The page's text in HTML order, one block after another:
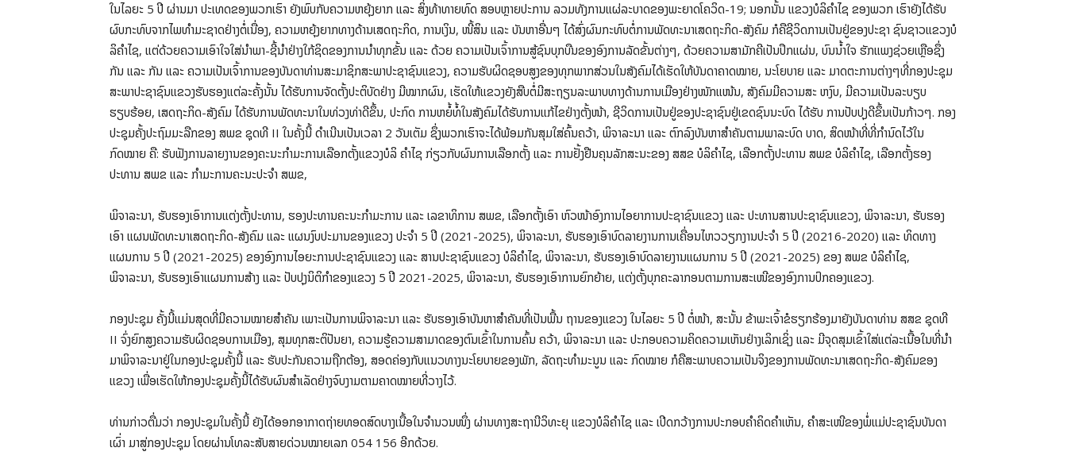
ໃນໄລຍະ 5 ປີ ຜ່ານມາ ປະເທດຂອງພວກເຮົາ ຍັງພົບກັບຄວາມຫຍຸ້ງຍາກ ແລະ ສິ່ງທ້າທາຍທົດ ສອບຫຼາຍປະການ ລວມທັງການແຜ່ລະບາດຂອງພະຍາດໂຄວິດ-19; ນອກນັ້ນ ແຂວງບໍລິຄໍາໄຊ ຂອງພວກ ເຮົາຍັງໄດ້ຮັບ
ຜົບກະທົບຈາກໄພທໍາມະຊາດຢ່າງຕໍ່ເນື່ອງ, ຄວາມຫຍຸ້ງຍາກທາງດ້ານເສດຖະກິດ, ການເງິນ, ໜີ້ສິນ ແລະ ບັນຫາອື່ນໆ ໄດ້ສົ່ງຜົນກະທົບຕໍ່ການພັດທະນາເສດຖະກິດ-ສັງຄົມ ກໍຄືຊີວິດການເປັນຢູ່ຂອງປະຊາ ຊົນຊາວແຂວງບໍ
ລິຄໍາໄຊ, ແຕ່ດ້ວຍຄວາມເອົາໃຈໃສ່ນໍາພາ-ຊີ້ນໍາຢ່າງໃກ້ຊິດຂອງການນໍາທຸກຂັ້ນ ແລະ ດ້ວຍ ຄວາມເປັນເຈົ້າການສູ້ຊົນບຸກບືນຂອງອົງການລັດຂັ້ນຕ່າງໆ, ດ້ວຍຄວາມສາມັກຄີເປັນປຶກແຜ່ນ, ບົນນໍ້າໃຈ ຮັກແພງຊ່ວຍເຫຼືອຊຶ່ງ
ກັນ ແລະ ກັນ ແລະ ຄວາມເປັນເຈົ້າການຂອງບັນດາທ່ານສະມາຊິກສະພາປະຊາຊົນແຂວງ, ຄວາມຮັບຜິດຊອບສູງຂອງທຸກພາກສ່ວນໃນສັງຄົມໄດ້ເຮັດໃຫ້ບັນດາຄາດໝາຍ, ນະໂຍບາຍ ແລະ ມາດຕະການຕ່າງໆທີ່ກອງປະຊຸມ
ສະພາປະຊາຊົນແຂວງຮັບຮອງແຕ່ລະຄັ້ງນັ້ນ ໄດ້ຮັບການຈັດຕັ້ງປະຕິບັດຢ່າງ ມີໝາກຜົນ, ເຮັດໃຫ້ແຂວງຍັງສືບຕໍ່ມີສະຖຽນລະພາບທາງດ້ານການເມືອງຢ່າງໜັກແໜ້ນ, ສັງຄົມມີຄວາມສະ ຫງົບ, ມີຄວາມເປັນລະບຽບ
ຮຽບຮ້ອຍ, ເສດຖະກິດ-ສັງຄົມ ໄດ້ຮັບການພັດທະນາໃນທ່ວງທ່າດີຂຶ້ນ, ປະກົດ ການຫຍໍ້ທໍ້ໃນສັງຄົມໄດ້ຮັບການແກ້ໄຂຢ່າງຕັ້ງໜ້າ, ຊີວິດການເປັນຢູ່ຂອງປະຊາຊົນຢູ່ເຂດຊົນນະບົດ ໄດ້ຮັບ ການປັບປຸງດີຂຶ້ນເປັນກ້າວໆ. ກອງ
ປະຊຸມຄັ້ງປະຖົມມະລືກຂອງ ສພຂ ຊຸດທີ II ໃນຄັ້ງນີ້ ດຳເນີນເປັນເວລາ 2 ວັນເຕັມ ຊຶ່ງພວກເຮົາຈະໄດ້ພ້ອມກັນສຸມໃສ່ຄົ້ນຄວ້າ, ພິຈາລະນາ ແລະ ຕົກລົງບັນຫາສໍາຄັນຕາມພາລະບົດ ບາດ, ສິດໜ້າທີ່ທີ່ກໍານົດໄວ້ໃນ
ກົດໝາຍ ຄື: ຮັບຟັງການລາຍງານຂອງຄະນະກຳມະການເລືອກຕັ້ງແຂວງບໍລິ ຄຳໄຊ ກ່ຽວກັບຜົນການເລືອກຕັ້ງ ແລະ ການຢັ້ງຢືນຄຸນລັກສະນະຂອງ ສສຂ ບໍລິຄຳໄຊ, ເລືອກຕັ້ງປະທານ ສພຂ ບໍລິຄຳໄຊ, ເລືອກຕັ້ງຮອງ
ປະທານ ສພຂ ແລະ ກຳມະການຄະນະປະຈໍາ ສພຂ,
ພິຈາລະນາ, ຮັບຮອງເອົາການແຕ່ງຕັ້ງປະທານ, ຮອງປະທານຄະນະກໍາມະການ ແລະ ເລຂາທິການ ສພຂ, ເລືອກຕັ້ງເອົາ ຫົວໜ້າອົງການໄອຍາການປະຊາຊົນແຂວງ ແລະ ປະທານສານປະຊາຊົນແຂວງ, ພິຈາລະນາ, ຮັບຮອງ
ເອົາ ແຜນພັດທະນາເສດຖະກິດ-ສັງຄົມ ແລະ ແຜນງົບປະມານຂອງແຂວງ ປະຈໍາ 5 ປີ (2021-2025), ພິຈາລະນາ, ຮັບຮອງເອົາບົດລາຍງານການເຄື່ອນໄຫວວຽກງານປະຈໍາ 5 ປີ (20216-2020) ແລະ ທິດທາງ
ແຜນການ 5 ປີ (2021-2025) ຂອງອົງການໄອຍະການປະຊາຊົນແຂວງ ແລະ ສານປະຊາຊົນແຂວງ ບໍລິຄຳໄຊ, ພິຈາລະນາ, ຮັບຮອງເອົາບົດລາຍງານແຜນການ 5 ປີ (2021-2025) ຂອງ ສພຂ ບໍລິຄໍາໄຊ,
ພິຈາລະນາ, ຮັບຮອງເອົາແຜນການສ້າງ ແລະ ປັບປຸງນິຕິກໍາຂອງແຂວງ 5 ປີ 2021-2025, ພິຈາລະນາ, ຮັບຮອງເອົາການຍົກຍ້າຍ, ແຕ່ງຕັ້ງບຸກຄະລາກອນຕາມການສະເໜີຂອງອົງການປົກຄອງແຂວງ.
ກອງປະຊຸມ ຄັ້ງນີ້ແມ່ນສຸດທີ່ມີຄວາມໝາຍສຳຄັນ ເພາະເປັນການພິຈາລະນາ ແລະ ຮັບຮອງເອົາບັນຫາສໍາຄັນທີ່ເປັນພື້ນ ຖານຂອງແຂວງ ໃນໄລຍະ 5 ປີ ຕໍ່ໜ້າ, ສະນັ້ນ ຂ້າພະເຈົ້າຂໍຮຽກຮ້ອງມາຍັງບັນດາທ່ານ ສສຂ ຊຸດທີ
II ຈົ່ງຍົກສູງຄວາມຮັບຜິດຊອບການເມືອງ, ສຸມທຸກສະຕິປັນຍາ, ຄວາມຮູ້ຄວາມສາມາດຂອງຕົນເຂົ້າໃນການຄົ້ນ ຄວ້າ, ພິຈາລະນາ ແລະ ປະກອບຄວາມຄິດຄວາມເຫັນຢ່າງເລິກເຊິ່ງ ແລະ ມີຈຸດສຸມເຂົ້າໃສ່ແຕ່ລະເນື້ອໃນທີ່ນໍາ
ມາພິຈາລະນາຢູ່ໃນກອງປະຊຸມຄັ້ງນີ້ ແລະ ຮັບປະກັນຄວາມຖືກຕ້ອງ, ສອດຄ່ອງກັບແນວທາງນະໂຍບາຍຂອງພັກ, ລັດຖະທໍາມະນູນ ແລະ ກົດໝາຍ ກໍຄືສະພາບຄວາມເປັນຈິງຂອງການພັດທະນາເສດຖະກິດ-ສັງຄົມຂອງ
ແຂວງ ເພື່ອເຮັດໃຫ້ກອງປະຊຸມຄັ້ງນີ້ໄດ້ຮັບຜົນສຳເລັດຢ່າງຈົບງາມຕາມຄາດໝາຍທີ່ວາງໄວ້.
ທ່ານກ່າວຕື່ມວ່າ ກອງປະຊຸມໃນຄັ້ງນີ້ ຍັງໄດ້ອອກອາກາດຖ່າຍທອດສົດບາງເນື້ອໃນຈຳນວນໜຶ່ງ ຜ່ານທາງສະຖານີວິທະຍຸ ແຂວງບໍລິຄໍາໄຊ ແລະ ເປີດກວ້າງການປະກອບຄໍາຄິດຄໍາເຫັນ, ຄໍາສະເໜີຂອງພໍ່ແມ່ປະຊາຊົນບັນດາ
ເຜົ່າ ມາສູ່ກອງປະຊຸມ ໂດຍຜ່ານໂທລະສັບສາຍດ່ວນໝາຍເລກ 054 156 ອີກດ້ວຍ.